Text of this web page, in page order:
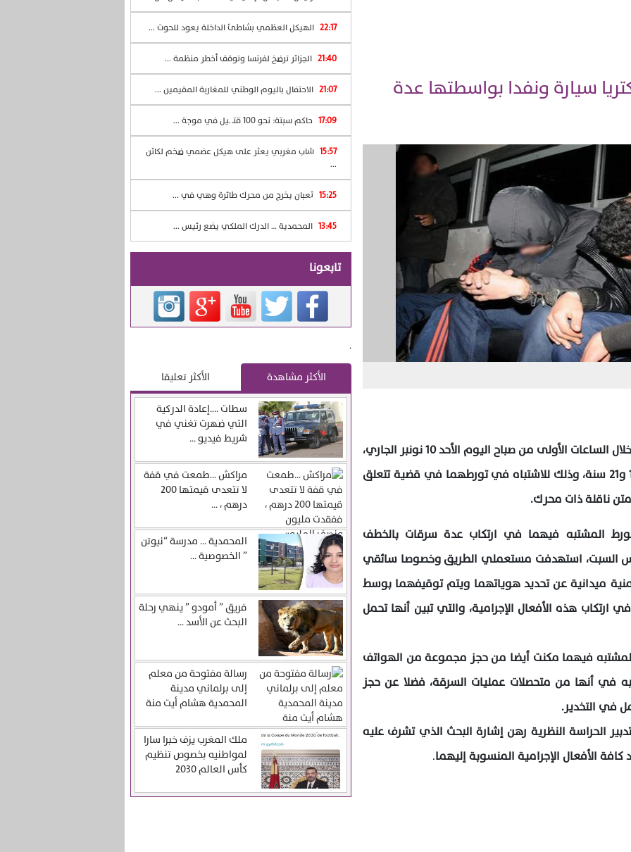
سيارة ونفدا بواسطتها عدة
تمكنت عناصر الشرطة بولاية أمن طنجة، خلال الساعات الأولى من صباح اليوم الأحد 10 نونبر الجاري،
من توقيف شخصين يبلغان من العمر 19 و21 سنة، وذلك للاشتباه في تورطهما في قضية تتعلق
ناقلة ذات محرك.
المشتبه فيهما في ارتكاب عدة سرقات بالخطف
السبت، استهدفت مستعملي الطريق وخصوصا سائقي
ميدانية عن تحديد هوياتهما ويتم توقيفهما بوسط
هذه الأفعال الإجرامية، والتي تبين أنها تحمل
فيهما مكنت أيضا من حجز مجموعة من الهواتف
في أنها من متحصلات عمليات السرقة، فضلا عن حجز
في التخدير.
الحراسة النظرية رهن إشارة البحث الذي تشرف عليه
الأفعال الإجرامية المنسوبة إليهما.
22:17 الهيكل العظمي بشاطئ الداخلة يعود للحوت ...
21:40 الجزائر ترضخ لفرنسا وتوقف أخطر منظمة ...
21:07 الاحتفال باليوم الوطني للمغاربة المقيمين ...
17:09 حاكم سبتة: نحو 100 قتــ ـيل في موجة ...
15:57 شاب مغربي يعثر على هيكل عضمي ضخم لكائن
...
15:25 ثعبان يخرج من محرك طائرة وهي في ...
13:45 المحمدية … الدرك الملكي يضع رئيس ...
تابعونا
.
الأكثر مشاهدة
الأكثر تعليقا
سطات ….إعادة الدركية
التي ضهرت تغني في
شريط فيديو ...
مراكش …طمعت في قفة
لا تتعدى قيمتها 200
درهم ، ...
المحمدية … مدرسة “نيوتن
” الخصوصية ...
فريق ” أمودو ” ينهي رحلة
البحث عن الأسد ...
رسالة مفتوحة من معلم
إلى برلماني مدينة
المحمدية هشام أيت منة
ملك المغرب يزف خبرا سارا
لمواطنيه بخصوص تنظيم
كأس العالم 2030